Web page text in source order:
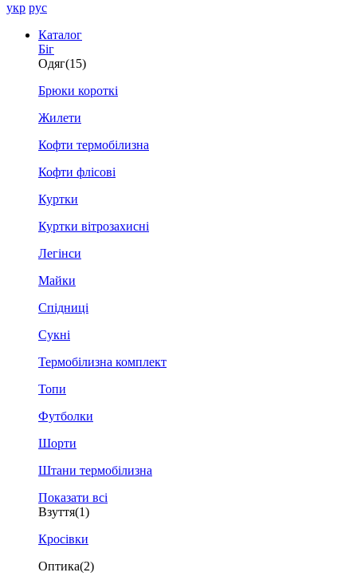
укр рус
Каталог
Біг
Одяг(15)
Брюки короткі
Жилети
Кофти термобілизна
Кофти флісові
Куртки
Куртки вітрозахисні
Легінси
Майки
Спідниці
Сукні
Термобілизна комплект
Топи
Футболки
Шорти
Штани термобілизна
Показати всі
Взуття(1)
Кросівки
Оптика(2)